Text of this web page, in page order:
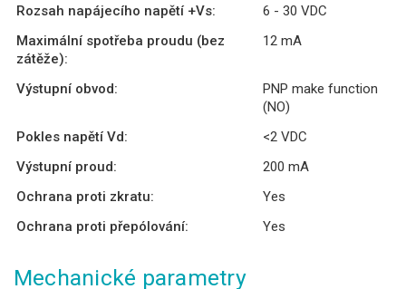
Rozsah napájecího napětí +Vs:
6 - 30 VDC
Maximální spotřeba proudu (bez
zátěže):
12 mA
Výstupní obvod:
PNP make function
(NO)
Pokles napětí Vd:
<2 VDC
Výstupní proud:
200 mA
Ochrana proti zkratu:
Yes
Ochrana proti přepólování:
Yes
Mechanické parametry